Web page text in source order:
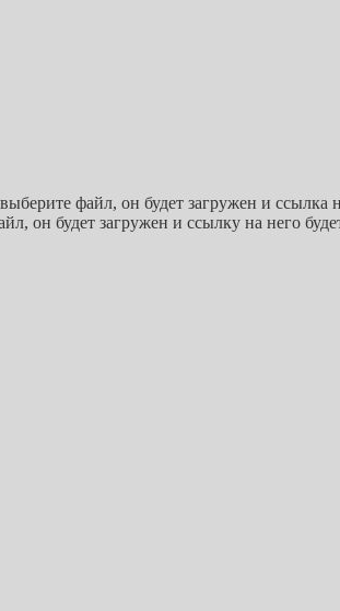
файл, он будет загружен и ссылка
он будет загружен и ссылку на него